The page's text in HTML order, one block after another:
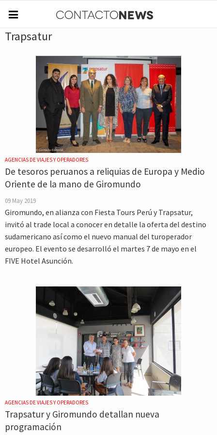
Trapsatur
AGENCIAS DE VIAJES Y OPERADORES
De tesoros peruanos a reliquias de Europa y Medio
Oriente de la mano de Giromundo
09 May 2019
Giromundo, en alianza con Fiesta Tours Perú y Trapsatur,
invitó al trade local a conocer en detalle la oferta del destino
sudamericano así como el nuevo manual del turoperador
europeo. El evento se desarrolló el martes 7 de mayo en el
FIVE Hotel Asunción.
AGENCIAS DE VIAJES Y OPERADORES
Trapsatur y Giromundo detallan nueva
programación